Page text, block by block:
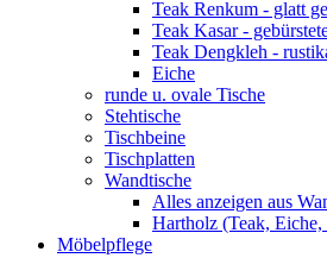
Teak Renkum - glatt
Teak Kasar -
Teak Dengkleh -
Eiche
runde u. ovale Tische
Stehtische
Tischbeine
Tischplatten
Wandtische
Alles anzeigen aus
Hartholz (Teak, Eiche,
Möbelpflege